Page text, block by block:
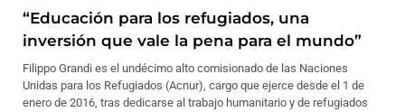
“Educación para los refugiados, una
inversión que vale la pena para el mundo”
Filippo Grandi es el undécimo alto comisionado de las Naciones
Unidas para los Refugiados (Acnur), cargo que ejerce desde el 1 de
enero de 2016, tras dedicarse al trabajo humanitario y de refugiados